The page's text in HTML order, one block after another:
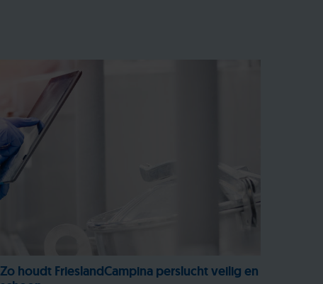
Zo houdt FrieslandCampina perslucht veilig en